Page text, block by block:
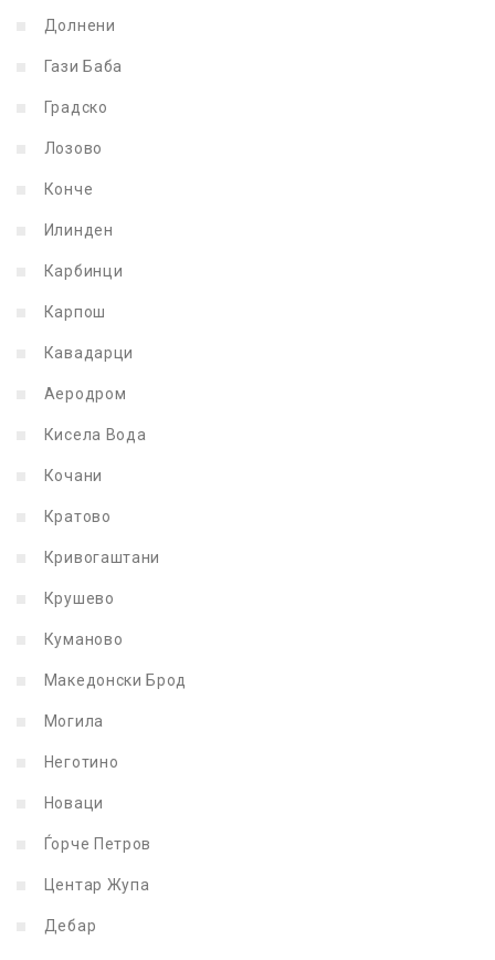
Долнени
Гази Баба
Градско
Лозово
Конче
Илинден
Карбинци
Карпош
Кавадарци
Аеродром
Кисела Вода
Кочани
Кратово
Кривогаштани
Крушево
Куманово
Македонски Брод
Могила
Неготино
Новаци
Ѓорче Петров
Центар Жупа
Дебар